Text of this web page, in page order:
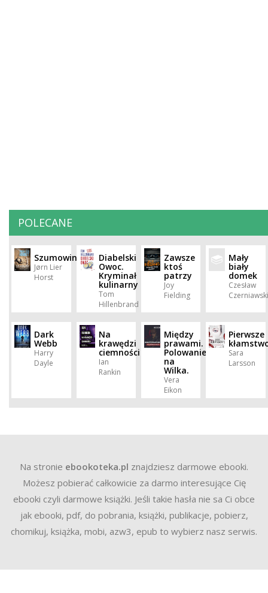
POLECANE
Szumowiny
Jørn Lier
Horst
Diabelski
Owoc.
Kryminał
kulinarny
Tom
Hillenbrand
Zawsze
ktoś
patrzy
Joy
Fielding
Mały
biały
domek
Czesław
Czerniawski
Dark
Webb
Harry
Dayle
Na
krawędzi
ciemności
Ian
Rankin
Między
prawami.
Polowanie
na
Wilka.
Vera
Eikon
Pierwsze
Sara
Larsson
Na stronie ebookoteka.pl znajdziesz darmowe ebooki.
Możesz pobierać całkowicie za darmo interesujące Cię
ebooki czyli darmowe książki. Jeśli takie hasła nie sa Ci obce
jak ebooki, pdf, do pobrania, książki, publikacje, pobierz,
chomikuj, książka, mobi, azw3, epub to wybierz nasz serwis.